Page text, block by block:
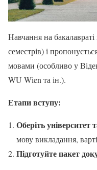
Навчання на
семестрів) і
мовами (особливо у
WU Wien та ін.).
Етапи вступу:
Оберіть університет
мову викладання,
Підготуйте пакет